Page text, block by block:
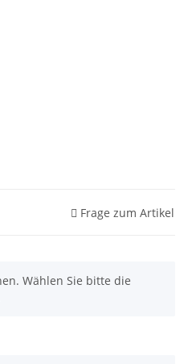
Frage zum Artikel
Wählen Sie bitte die